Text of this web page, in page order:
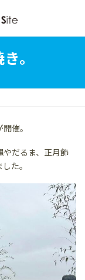
。
催。
やだるま、正月飾
た。